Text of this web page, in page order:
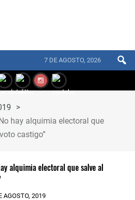
7 DE AGOSTO, 2026
>
hay alquimia electoral que
castigo”
alquimia electoral que salve al
AGOSTO, 2019